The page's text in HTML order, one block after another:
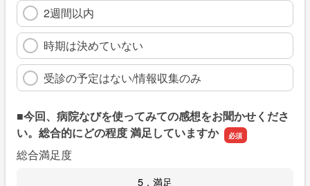
2週間以内
時期は決めていない
受診の予定はない/情報収集のみ
■今回、病院なびを使ってみての感想をお聞かせくださ
い。総合的にどの程度 満足していますか
総合満足度
5．満足